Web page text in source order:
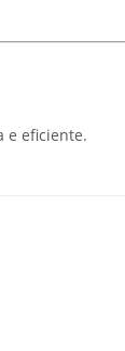
e eficiente.